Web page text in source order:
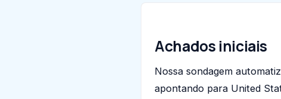
Achados iniciais
Nossa sondagem
apontando para United